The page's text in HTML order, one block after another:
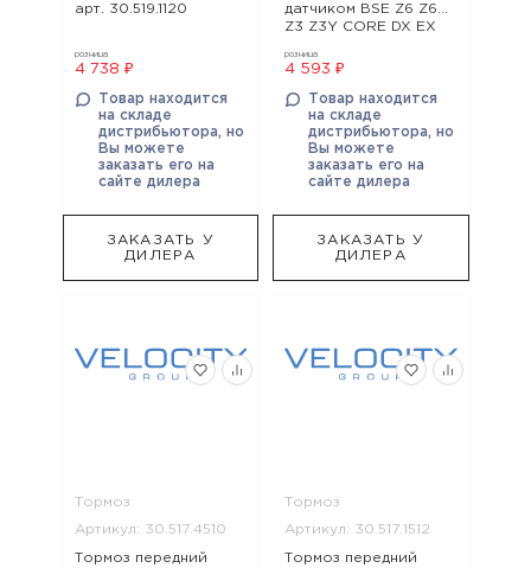
арт. 30.519.1120
розница
4 738 ₽
Товар находится
на складе
дистрибьютора, но
Вы можете
заказать его на
сайте дилера
ЗАКАЗАТЬ У
ДИЛЕРА
датчиком BSE Z6 Z6Y
Z3 Z3Y CORE DX EX
J2LE J1, J2 EVO MX Z2,
розница
4 593 ₽
Товар находится
на складе
дистрибьютора, но
Вы можете
заказать его на
сайте дилера
ЗАКАЗАТЬ У
ДИЛЕРА
Тормоз
Артикул: 30.517.4510
Тормоз передний
Тормоз
Артикул: 30.517.1512
Тормоз передний